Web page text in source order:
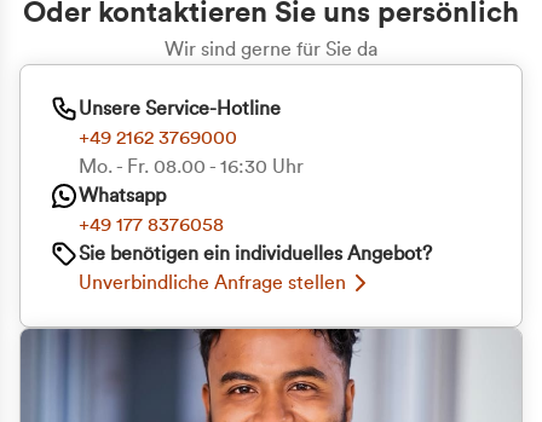
Zustimmung
Wir verwenden Cookies, um Inhalte und Anzeigen
zu personalisieren, Funktionen für soziale Medien
anbieten zu können und die Zugriffe auf unsere
Oder kontaktieren Sie uns persönlich
Wir sind gerne für Sie da
Unsere Service-Hotline
+49 2162 3769000
Mo. - Fr. 08.00 - 16:30 Uhr
Whatsapp
+49 177 8376058
Sie benötigen ein individuelles Angebot?
Unverbindliche Anfrage stellen